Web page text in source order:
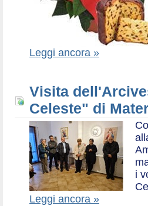
Leggi ancora »
Visita
Celeste" di
i
Leggi ancora »